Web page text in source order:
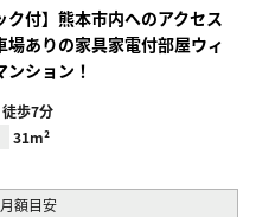
ク付】熊本市内へのアクセス
ありの家具家電付部屋ウィ
ション！
歩7分
31m²
月額目安